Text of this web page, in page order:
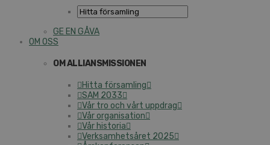
GE EN GÅVA
OM OSS
OM ALLIANSMISSIONEN
Hitta församling
SAM 2033
Vår tro och vårt uppdrag
Vår organisation
Vår historia
Verksamhetsåret 2025